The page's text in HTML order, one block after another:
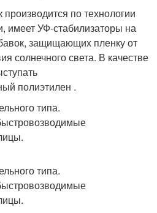
по технологии
имеет УФ-стабилизаторы на
защищающих пленку от
солнечного света. В качестве
полиэтилен .